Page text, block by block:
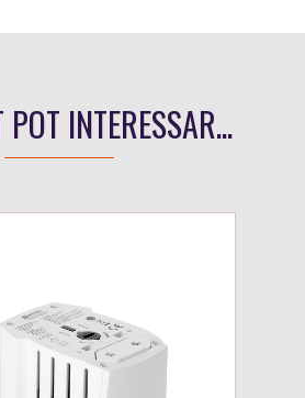
INTERESSAR...